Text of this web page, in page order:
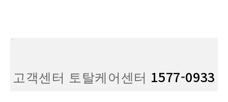
고객센터 토탈케어센터 1577-0933